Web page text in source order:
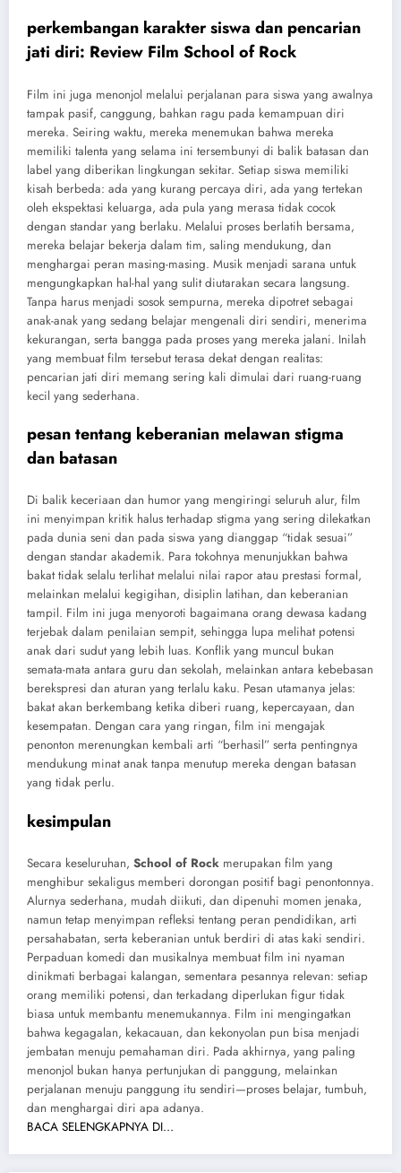
perkembangan karakter siswa dan pencarian
jati diri: Review Film School of Rock
Film ini juga menonjol melalui perjalanan para siswa yang awalnya
tampak pasif, canggung, bahkan ragu pada kemampuan diri
mereka. Seiring waktu, mereka menemukan bahwa mereka
memiliki talenta yang selama ini tersembunyi di balik batasan dan
label yang diberikan lingkungan sekitar. Setiap siswa memiliki
kisah berbeda: ada yang kurang percaya diri, ada yang tertekan
oleh ekspektasi keluarga, ada pula yang merasa tidak cocok
dengan standar yang berlaku. Melalui proses berlatih bersama,
mereka belajar bekerja dalam tim, saling mendukung, dan
menghargai peran masing-masing. Musik menjadi sarana untuk
mengungkapkan hal-hal yang sulit diutarakan secara langsung.
Tanpa harus menjadi sosok sempurna, mereka dipotret sebagai
anak-anak yang sedang belajar mengenali diri sendiri, menerima
kekurangan, serta bangga pada proses yang mereka jalani. Inilah
yang membuat film tersebut terasa dekat dengan realitas:
pencarian jati diri memang sering kali dimulai dari ruang-ruang
kecil yang sederhana.
pesan tentang keberanian melawan stigma
dan batasan
Di balik keceriaan dan humor yang mengiringi seluruh alur, film
ini menyimpan kritik halus terhadap stigma yang sering dilekatkan
pada dunia seni dan pada siswa yang dianggap “tidak sesuai”
dengan standar akademik. Para tokohnya menunjukkan bahwa
bakat tidak selalu terlihat melalui nilai rapor atau prestasi formal,
melainkan melalui kegigihan, disiplin latihan, dan keberanian
tampil. Film ini juga menyoroti bagaimana orang dewasa kadang
terjebak dalam penilaian sempit, sehingga lupa melihat potensi
anak dari sudut yang lebih luas. Konflik yang muncul bukan
semata-mata antara guru dan sekolah, melainkan antara kebebasan
berekspresi dan aturan yang terlalu kaku. Pesan utamanya jelas:
bakat akan berkembang ketika diberi ruang, kepercayaan, dan
kesempatan. Dengan cara yang ringan, film ini mengajak
penonton merenungkan kembali arti “berhasil” serta pentingnya
mendukung minat anak tanpa menutup mereka dengan batasan
yang tidak perlu.
kesimpulan
Secara keseluruhan, School of Rock merupakan film yang
menghibur sekaligus memberi dorongan positif bagi penontonnya.
Alurnya sederhana, mudah diikuti, dan dipenuhi momen jenaka,
namun tetap menyimpan refleksi tentang peran pendidikan, arti
persahabatan, serta keberanian untuk berdiri di atas kaki sendiri.
Perpaduan komedi dan musikalnya membuat film ini nyaman
dinikmati berbagai kalangan, sementara pesannya relevan: setiap
orang memiliki potensi, dan terkadang diperlukan figur tidak
biasa untuk membantu menemukannya. Film ini mengingatkan
bahwa kegagalan, kekacauan, dan kekonyolan pun bisa menjadi
jembatan menuju pemahaman diri. Pada akhirnya, yang paling
menonjol bukan hanya pertunjukan di panggung, melainkan
perjalanan menuju panggung itu sendiri—proses belajar, tumbuh,
dan menghargai diri apa adanya.
BACA SELENGKAPNYA DI…